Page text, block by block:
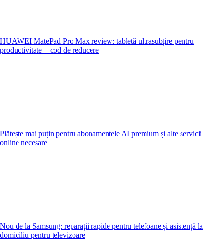
HUAWEI MatePad Pro Max review: tabletă ultrasubțire pentru
productivitate + cod de reducere
Plătește mai puțin pentru abonamentele AI premium și alte servicii
online necesare
Nou de la Samsung: reparații rapide pentru telefoane și asistență la
domiciliu pentru televizoare